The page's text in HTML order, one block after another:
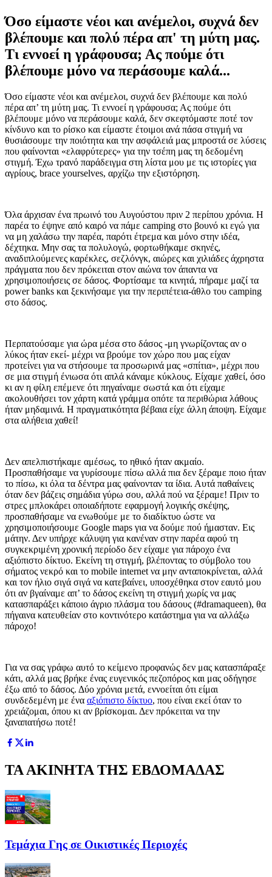
Όσο είμαστε νέοι και ανέμελοι, συχνά δεν
βλέπουμε και πολύ πέρα απ' τη μύτη μας.
Τι εννοεί η γράφουσα; Ας πούμε ότι
βλέπουμε μόνο να περάσουμε καλά...
Όσο είμαστε νέοι και ανέμελοι, συχνά δεν βλέπουμε και πολύ
πέρα απ’ τη μύτη μας. Τι εννοεί η γράφουσα; Ας πούμε ότι
βλέπουμε μόνο να περάσουμε καλά, δεν σκεφτόμαστε ποτέ τον
κίνδυνο και το ρίσκο και είμαστε έτοιμοι ανά πάσα στιγμή να
θυσιάσουμε την ποιότητα και την ασφάλειά μας μπροστά σε λύσεις
που φαίνονται «ελαφρύτερες» για την τσέπη μας τη δεδομένη
στιγμή. Έχω τρανό παράδειγμα στη λίστα μου με τις ιστορίες για
αγρίους, brace yourselves, αρχίζω την εξιστόρηση.
Όλα άρχισαν ένα πρωινό του Αυγούστου πριν 2 περίπου χρόνια. Η
παρέα το έψηνε από καιρό να πάμε camping στο βουνό κι εγώ για
να μη χαλάσω την παρέα, παρότι έτρεμα και μόνο στην ιδέα,
δέχτηκα. Μην σας τα πολυλογώ, φορτωθήκαμε σκηνές,
αναδιπλούμενες καρέκλες, σεζλόνγκ, αιώρες και χιλιάδες άχρηστα
πράγματα που δεν πρόκειται στον αιώνα τον άπαντα να
χρησιμοποιήσεις σε δάσος. Φορτίσαμε τα κινητά, πήραμε μαζί τα
power banks και ξεκινήσαμε για την περιπέτεια-άθλο του camping
στο δάσος.
Περπατούσαμε για ώρα μέσα στο δάσος -μη γνωρίζοντας αν ο
λύκος ήταν εκεί- μέχρι να βρούμε τον χώρο που μας είχαν
προτείνει για να στήσουμε τα προσωρινά μας «σπίτια», μέχρι που
σε μια στιγμή ένιωσα ότι απλά κάναμε κύκλους. Είχαμε χαθεί, όσο
κι αν η φίλη επέμενε ότι πηγαίναμε σωστά και ότι είχαμε
ακολουθήσει τον χάρτη κατά γράμμα οπότε τα περιθώρια λάθους
ήταν μηδαμινά. Η πραγματικότητα βέβαια είχε άλλη άποψη. Είχαμε
στα αλήθεια χαθεί!
Δεν απελπιστήκαμε αμέσως, το ηθικό ήταν ακμαίο.
Προσπαθήσαμε να γυρίσουμε πίσω αλλά πια δεν ξέραμε ποιο ήταν
το πίσω, κι όλα τα δέντρα μας φαίνονταν τα ίδια. Αυτά παθαίνεις
όταν δεν βάζεις σημάδια γύρω σου, αλλά πού να ξέραμε! Πριν το
στρες μπλοκάρει οποιαδήποτε εφαρμογή λογικής σκέψης,
προσπαθήσαμε να ενωθούμε με το διαδίκτυο ώστε να
χρησιμοποιήσουμε Google maps για να δούμε πού ήμασταν. Εις
μάτην. Δεν υπήρχε κάλυψη για κανέναν στην παρέα αφού τη
συγκεκριμένη χρονική περίοδο δεν είχαμε για πάροχο ένα
αξιόπιστο δίκτυο. Εκείνη τη στιγμή, βλέποντας το σύμβολο του
σήματος νεκρό και το mobile internet να μην ανταποκρίνεται, αλλά
και τον ήλιο σιγά σιγά να κατεβαίνει, υποσχέθηκα στον εαυτό μου
ότι αν βγαίναμε απ’ το δάσος εκείνη τη στιγμή χωρίς να μας
κατασπαράξει κάποιο άγριο πλάσμα του δάσους (#dramaqueen), θα
πήγαινα κατευθείαν στο κοντινότερο κατάστημα για να αλλάξω
πάροχο!
Για να σας γράφω αυτό το κείμενο προφανώς δεν μας κατασπάραξε
κάτι, αλλά μας βρήκε ένας ευγενικός πεζοπόρος και μας οδήγησε
έξω από το δάσος. Δύο χρόνια μετά, εννοείται ότι είμαι
συνδεδεμένη με ένα αξιόπιστο δίκτυο, που είναι εκεί όταν το
χρειάζομαι, όπου κι αν βρίσκομαι. Δεν πρόκειται να την
ξαναπατήσω ποτέ!
ΤΑ ΑΚΙΝΗΤΑ ΤΗΣ ΕΒΔΟΜΑΔΑΣ
Τεμάχια Γης σε Οικιστικές Περιοχές